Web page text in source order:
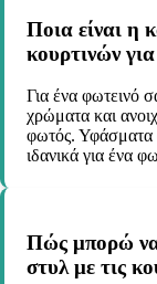
Ποια είναι η
κουρτινών
Για ένα φωτεινό
χρώματα και
φωτός. Υφάσματα
ιδανικά για ένα
Πώς μπορώ να
στυλ με τις